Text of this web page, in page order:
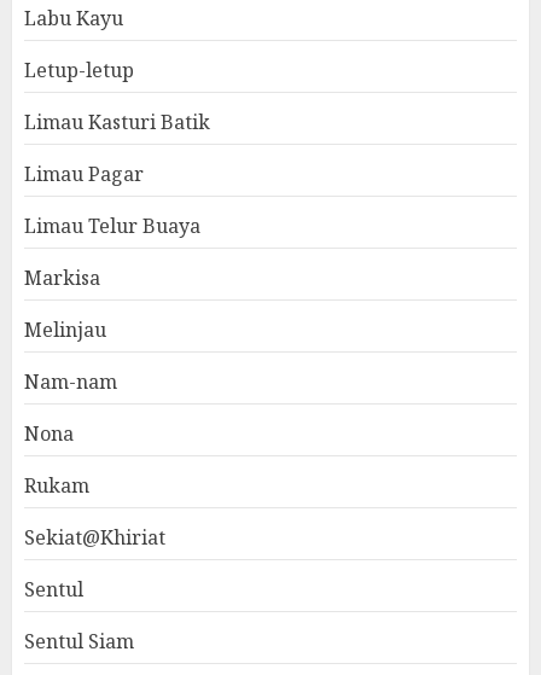
Labu Kayu
Letup-letup
Limau Kasturi Batik
Limau Pagar
Limau Telur Buaya
Markisa
Melinjau
Nam-nam
Nona
Rukam
Sekiat@Khiriat
Sentul
Sentul Siam